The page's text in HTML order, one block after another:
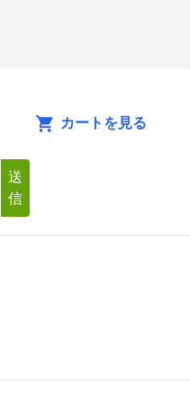
カートを見る
送
信